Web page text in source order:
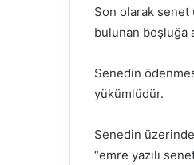
Son olarak senet
bulunan boşluğa
Senedin
yükümlüdür.
Senedin
“emre yazılı